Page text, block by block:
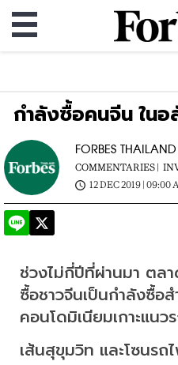
กำลังซื้อคนจีน ในอ
FORBES
COMMENTARIES |
12 DEC 2019 | 09:00
ช่วงไม่กี่ปีที่ผ่านมา ตล
ซื้อชาวจีนเป็นกำลังซื้อ
คอนโดมิเนียมเกาะแน
เส้นสุขุมวิท และโซนรถ